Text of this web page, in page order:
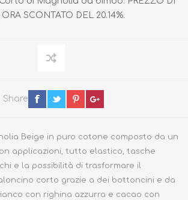
SCONTATO DEL 20.14%.
Share
Beige in puro cotone composto da un
applicazioni, tutto elastico, tasche
e la possibilità di trasformare il
corto grazie a dei bottoncini e da
con righina azzurra e cacao con